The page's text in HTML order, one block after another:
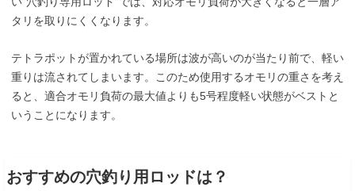
タリを取りにくくなります。
テトラポットが置かれている場所は波が高いのが当たり前で、軽い
重りは流されてしまいます。このため使用するオモリの重さを考え
ると、適合オモリ負荷の最大値よりも5号程度軽い状態がベストと
いうことになります。
おすすめの穴釣り用ロッドは？